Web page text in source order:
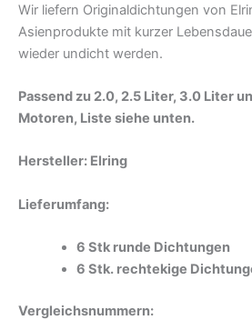
Wir liefern Originaldichtungen von
Asienprodukte mit kurzer
wieder undicht werden.
Passend zu 2.0, 2.5 Liter, 3.0 Liter
Motoren, Liste siehe unten.
Hersteller: Elring
Lieferumfang:
6 Stk runde Dichtungen
6 Stk. rechtekige
Vergleichsnummern: